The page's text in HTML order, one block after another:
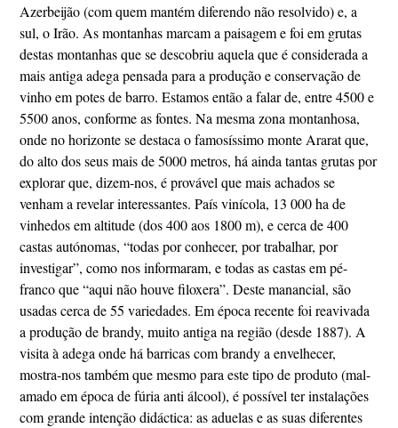
Azerbeijão (com quem mantém diferendo não resolvido) e, a
sul, o Irão. As montanhas marcam a paisagem e foi em grutas
destas montanhas que se descobriu aquela que é considerada a
mais antiga adega pensada para a produção e conservação de
vinho em potes de barro. Estamos então a falar de, entre 4500 e
5500 anos, conforme as fontes. Na mesma zona montanhosa,
onde no horizonte se destaca o famosíssimo monte Ararat que,
do alto dos seus mais de 5000 metros, há ainda tantas grutas por
explorar que, dizem-nos, é provável que mais achados se
venham a revelar interessantes. País vinícola, 13 000 ha de
vinhedos em altitude (dos 400 aos 1800 m), e cerca de 400
castas autónomas, “todas por conhecer, por trabalhar, por
investigar”, como nos informaram, e todas as castas em pé-
franco que “aqui não houve filoxera”. Deste manancial, são
usadas cerca de 55 variedades. Em época recente foi reavivada
a produção de brandy, muito antiga na região (desde 1887). A
visita à adega onde há barricas com brandy a envelhecer,
mostra-nos também que mesmo para este tipo de produto (mal-
amado em época de fúria anti álcool), é possível ter instalações
com grande intenção didáctica: as aduelas e as suas diferentes